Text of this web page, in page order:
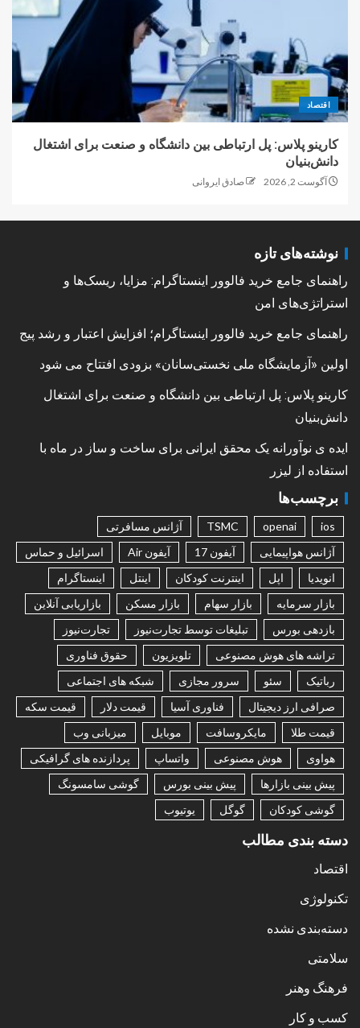
اقتصاد
کارینو پلاس: پل ارتباطی بین دانشگاه و صنعت برای اشتغال
دانش‌بنیان
آگوست 2, 2026 صادق ایروانی
نوشته‌های تازه
راهنمای جامع خرید فالوور اینستاگرام: مزایا، ریسک‌ها و
استراتژی‌های امن
راهنمای جامع خرید فالوور اینستاگرام؛ افزایش اعتبار و رشد پیج
اولین «آزمایشگاه ملی نخستی‌سانان» بزودی افتتاح می شود
کارینو پلاس: پل ارتباطی بین دانشگاه و صنعت برای اشتغال
دانش‌بنیان
ایده ی نوآورانه یک محقق ایرانی برای ساخت و ساز در ماه با
استفاده از لیزر
برچسب‌ها
ios
openai
TSMC
آژانس مسافرتی
آژانس هواپیمایی
آیفون 17 آیفون Air
اسرائیل و حماس
انویدیا
اپل اینترنت کودکان اینتل
اینستاگرام
بازار سرمایه
بازار سهام بازار مسکن
بازاریابی آنلاین
بازدهی بورس
تبلیغات توسط تجارت‌نیوز
تجارت‌نیوز
تراشه های هوش مصنوعی
تلویزیون
حقوق فناوری
رباتیک
سئو سرور مجازی
شبکه های اجتماعی
صرافی ارز دیجیتال
فناوری آسیا قیمت دلار
قیمت سکه
قیمت طلا
مایکروسافت موبایل
میزبانی وب
هواوی
هوش مصنوعی واتساپ
پردازنده های گرافیکی
پیش بینی بازارها
پیش بینی بورس
گوشی سامسونگ
گوشی کودکان
گوگل یوتیوب
دسته بندی مطالب
اقتصاد
تکنولوژی
دسته‌بندی نشده
سلامتی
فرهنگ وهنر
کسب و کار